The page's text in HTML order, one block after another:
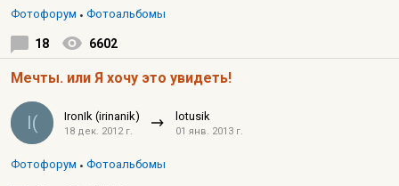
Фотофорум Фотоальбомы
18 6602
Мечты. или Я хочу это увидеть!
I( IronIk (irinanik)
18 дек. 2012 г.
lotusik
01 янв. 2013 г.
Фотофорум Фотоальбомы